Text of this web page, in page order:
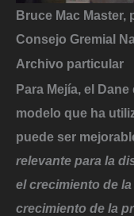
Bruce Mac Master,
Consejo Gremial
Archivo particular
Para Mejía, el
modelo que ha
puede ser
relevante para la
el crecimiento de
crecimiento de la